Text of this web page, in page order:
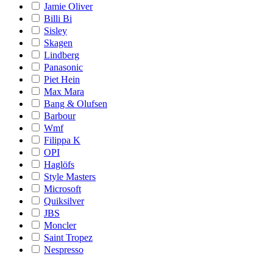
Jamie Oliver
Billi Bi
Sisley
Skagen
Lindberg
Panasonic
Piet Hein
Max Mara
Bang & Olufsen
Barbour
Wmf
Filippa K
OPI
Haglöfs
Style Masters
Microsoft
Quiksilver
JBS
Moncler
Saint Tropez
Nespresso